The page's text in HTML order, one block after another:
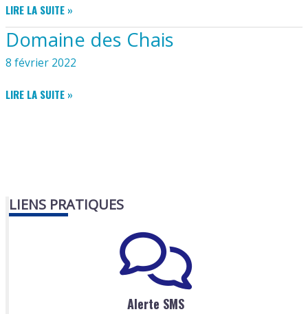
CHARDONNEAU
JACKY
LIRE LA SUITE »
Domaine des Chais
8 février 2022
DOMAINE
LIRE LA SUITE »
LIENS PRATIQUES
Alerte SMS